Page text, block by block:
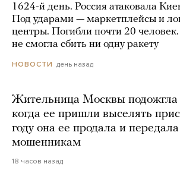
1624-й день. Россия атаковала
Под ударами — маркетплейсы и
центры. Погибли почти 20
не смогла сбить ни одну ракету
НОВОСТИ день назад
Жительница Москвы подожгла
когда ее пришли выселять
году она ее продала и
мошенникам
18 часов назад